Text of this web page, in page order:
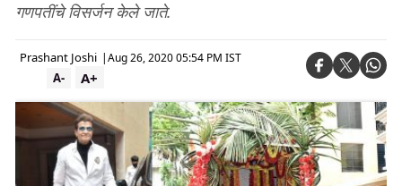
गणपतींचे विसर्जन केले जाते.
Prashant Joshi |Aug 26, 2020 05:54 PM IST
A+
A-